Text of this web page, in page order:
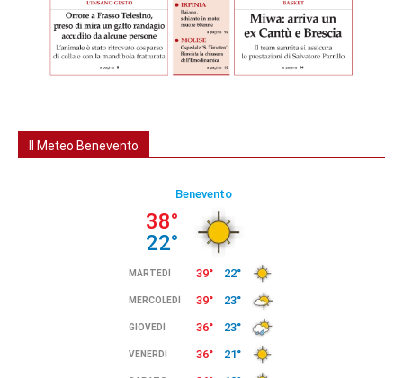
Il Meteo Benevento